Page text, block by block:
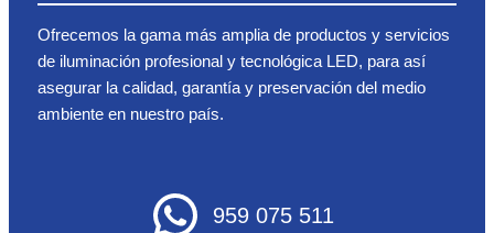
Ofrecemos la gama más amplia de productos y servicios
de iluminación profesional y tecnológica LED, para así
asegurar la calidad, garantía y preservación del medio
ambiente en nuestro país.
959 075 511